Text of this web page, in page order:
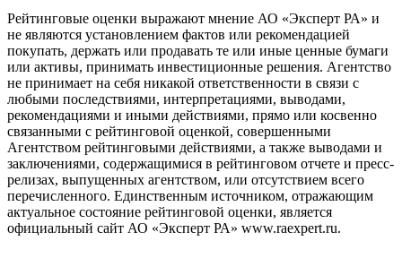
Рейтинговые оценки выражают мнение АО «Эксперт РА» и
не являются установлением фактов или рекомендацией
покупать, держать или продавать те или иные ценные бумаги
или активы, принимать инвестиционные решения. Агентство
не принимает на себя никакой ответственности в связи с
любыми последствиями, интерпретациями, выводами,
рекомендациями и иными действиями, прямо или косвенно
связанными с рейтинговой оценкой, совершенными
Агентством рейтинговыми действиями, а также выводами и
заключениями, содержащимися в рейтинговом отчете и пресс-
релизах, выпущенных агентством, или отсутствием всего
перечисленного. Единственным источником, отражающим
актуальное состояние рейтинговой оценки, является
официальный сайт АО «Эксперт РА» www.raexpert.ru.